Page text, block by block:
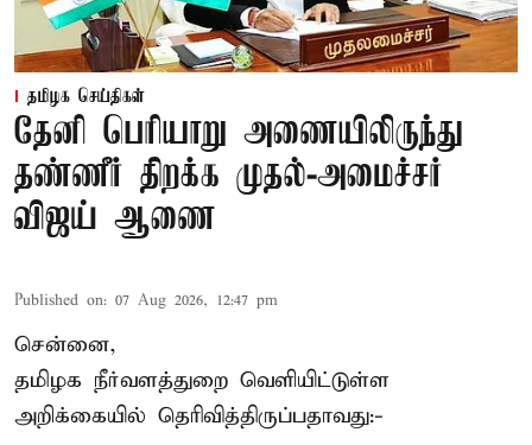
தமிழக செய்திகள்
தேனி பெரியாறு அணையிலிருந்து
தண்ணீர் திறக்க முதல்-அமைச்சர்
விஜய் ஆணை
Published on: 07 Aug 2026, 12:47 pm
சென்னை,
தமிழக நீர்வளத்துறை வெளியிட்டுள்ள
அறிக்கையில் தெரிவித்திருப்பதாவது:-